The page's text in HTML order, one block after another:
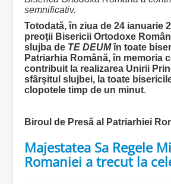
semnificativ.
Totodată, în ziua de 24 ianuarie
preoţii Bisericii Ortodoxe
slujba de TE DEUMîn toate
Patriarhia Română, în memoria
contribuit la realizarea Unirii
sfârșitul slujbei, la toate
clopotele timp de un minut.
Biroul de Presă al Patriarhiei
Majestatea Sa Regele
Romaniei a trecut la